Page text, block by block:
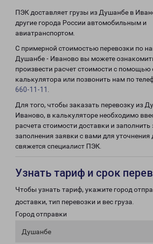
ПЭК доставляет грузы из Душанбе в
другие города России автомобильным и
авиатранспортом.
С примерной стоимостью перевозки по
Душанбе - Иваново вы можете
произвести расчет стоимости с помощью
калькулятора или позвонить нам по
660-11-11
Для того, чтобы заказать перевозку из
Иваново, в калькуляторе необходимо
расчета стоимости доставки и заполнить
заполнения заявки с вами для уточнения
свяжется специалист ПЭК.
Узнать тариф и срок
Чтобы узнать тариф, укажите город
доставки, тип перевозки и вес груза.
Город отправки
Душанбе